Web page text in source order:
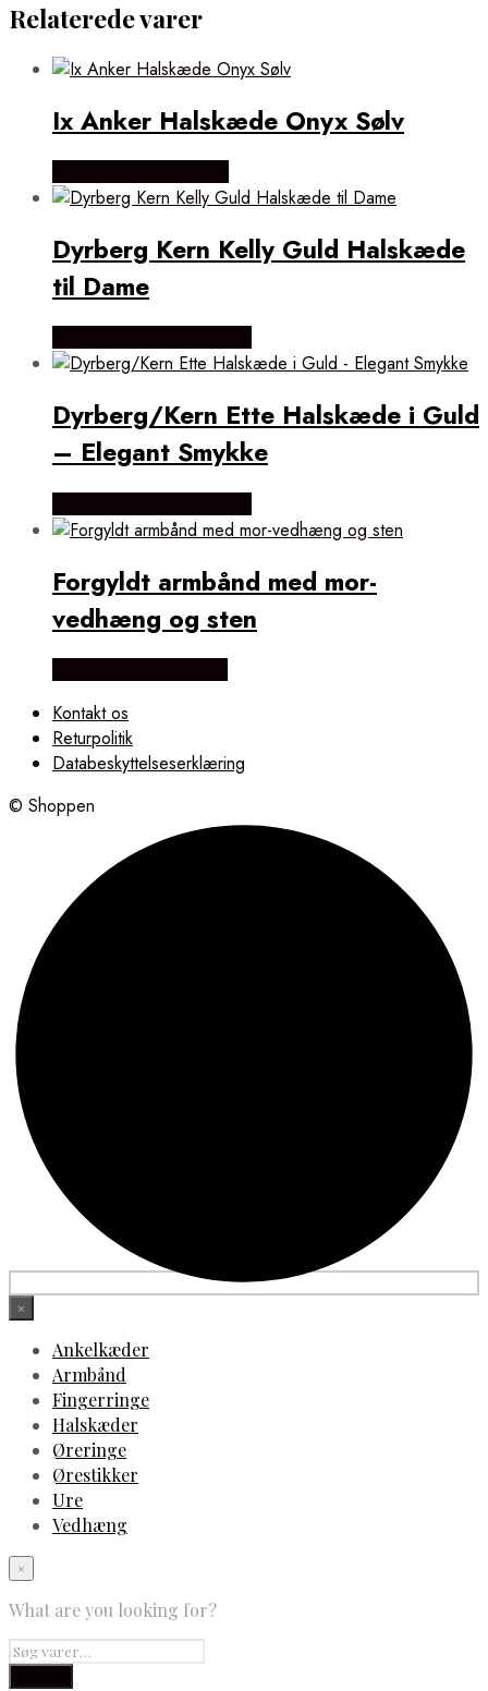
Relaterede varer
Ix Anker Halskæde Onyx Sølv
Dyrberg Kern Kelly Guld Halskæde
til Dame
Dyrberg/Kern Ette Halskæde i Guld
– Elegant Smykke
Forgyldt armbånd med mor-
vedhæng og sten
Kontakt os
Returpolitik
Databeskyttelseserklæring
© Shoppen
×
Ankelkæder
Armbånd
Fingerringe
Halskæder
Øreringe
Ørestikker
Ure
Vedhæng
×
What are you looking for?